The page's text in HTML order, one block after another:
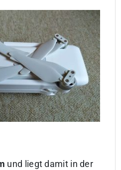
und liegt damit in der